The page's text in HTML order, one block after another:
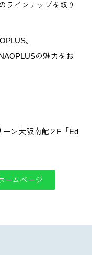
ラインナップを取り
。
の魅力をお
ン大阪南館２F「Ed
ームページ